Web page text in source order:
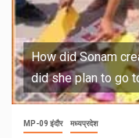
How did Sonam
did she plan to go
MP-09 इंदौर मध्यप्रदेश